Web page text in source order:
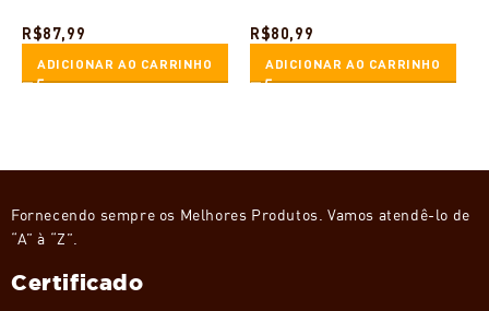
R$87,99
ADICIONAR AO CARRINHO
R$80,99
ADICIONAR AO CARRINHO
Fornecendo sempre os Melhores Produtos. Vamos atendê-lo de
“A” à “Z”.
Certificado